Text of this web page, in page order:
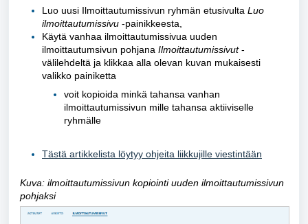
Luo uusi Ilmoittautumissivun ryhmän etusivulta Luo
ilmoittautumissivu -painikkeesta,
Käytä vanhaa ilmoittautumissivua uuden
ilmoittautumsivun pohjana Ilmoittautumissivut-
välilehdeltä ja klikkaa alla olevan kuvan mukaisesti
valikko painiketta
voit kopioida minkä tahansa vanhan
ilmoittautumissivun mille tahansa aktiiviselle
ryhmälle
Tästä artikkelista löytyy ohjeita liikkujille viestintään
Kuva: ilmoittautumissivun kopiointi uuden ilmoittautumissivun
pohjaksi